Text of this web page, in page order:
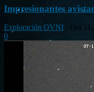
Impresionantes
Exploración OVNI - Oct
0